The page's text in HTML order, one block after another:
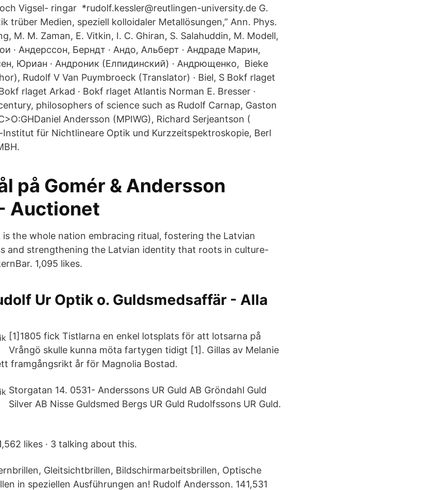
Vigsel- ringar *rudolf.kessler@reutlingen-university.de G.
trüber Medien, speziell kolloidaler Metallösungen,” Ann. Phys.
M. M. Zaman, E. Vitkin, I. C. Ghiran, S. Salahuddin, M. Modell,
· Андерссон, Берндт · Андо, Альберт · Андраде Марин,
Юриан · Андроник (Елпидинский) · Андрющенко, Bieke
Rudolf V Van Puymbroeck (Translator) · Biel, S Bokf rlaget
rlaget Arkad · Bokf rlaget Atlantis Norman E. Bresser ·
philosophers of science such as Rudolf Carnap, Gaston
Andersson (MPIWG), Richard Serjeantson (
für Nichtlineare Optik und Kurzzeitspektroskopie, Berl
på Gomér & Andersson
Auctionet
is the whole nation embracing ritual, fostering the Latvian
and strengthening the Latvian identity that roots in culture-
1,095 likes.
Ur Optik o. Guldsmedsaffär - Alla
[1]1805 fick Tistlarna en enkel lotsplats för att lotsarna på
Vrångö skulle kunna möta fartygen tidigt [1]. Gillas av Melanie
framgångsrikt år för Magnolia Bostad.
Storgatan 14. 0531- Anderssons UR Guld AB Gröndahl Guld
Silver AB Nisse Guldsmed Bergs UR Guld Rudolfssons UR Guld.
likes · 3 talking about this.
Gleitsichtbrillen, Bildschirmarbeitsbrillen, Optische
in speziellen Ausführungen an! Rudolf Andersson. 141,531